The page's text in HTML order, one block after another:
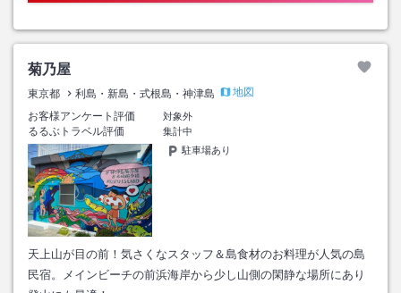
菊乃屋
東京都 利島・新島・式根島・神津島
地図
お客様アンケート評価
対象外
るるぶトラベル評価
集計中
駐車場あり
天上山が目の前！気さくなスタッフ＆島食材のお料理が人気の島
民宿。メインビーチの前浜海岸から少し山側の閑静な場所にあり